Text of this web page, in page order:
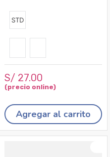
STD
S/ 27.00
Agregar al carrito